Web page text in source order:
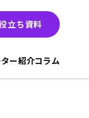
立ち資料
ー紹介コラム